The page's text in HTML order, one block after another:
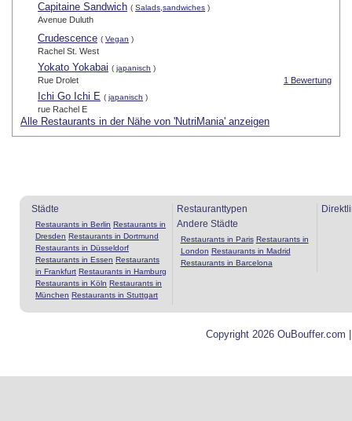
Capitaine Sandwich ( Salads,sandwiches )
Avenue Duluth
Crudescence ( Vegan )
Rachel St. West
Yokato Yokabai ( japanisch )
1 Bewertung
Rue Drolet
Ichi Go Ichi E ( japanisch )
rue Rachel E
Alle Restaurants in der Nähe von 'NutriMania' anzeigen
Städte
Restaurants in Berlin Restaurants in
Dresden Restaurants in Dortmund
Restaurants in Düsseldorf
Restaurants in Essen Restaurants
in Frankfurt Restaurants in Hamburg
Restaurants in Köln Restaurants in
München Restaurants in Stuttgart
Restauranttypen
Andere Städte
Restaurants in Paris Restaurants in
London Restaurants in Madrid
Restaurants in Barcelona
Copyright 2026 OuBouffer.com